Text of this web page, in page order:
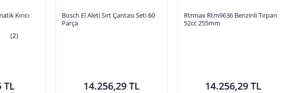
Kırıcı
(2)
TL
Bosch El Aleti Sırt Çantası Seti 60
Parça
14.256,29 TL
Rtrmax Rtm9636 Benzinli Tırpan
52cc 255mm
14.256,29 TL